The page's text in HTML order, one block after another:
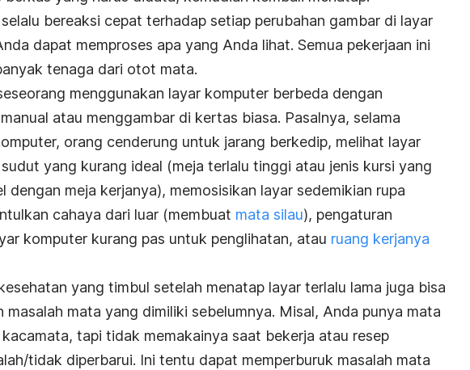
bereaksi cepat terhadap setiap perubahan gambar di layar
dapat memproses apa yang Anda lihat. Semua pekerjaan ini
tenaga dari otot mata.
menggunakan layar komputer berbeda dengan
atau menggambar di kertas biasa. Pasalnya, selama
orang cenderung untuk jarang berkedip, melihat layar
yang kurang ideal (meja terlalu tinggi atau jenis kursi yang
dengan meja kerjanya), memosisikan layar sedemikian rupa
cahaya dari luar (membuat mata silau), pengaturan
komputer kurang pas untuk penglihatan, atau ruang kerjanya
yang timbul setelah menatap layar terlalu lama juga bisa
masalah mata yang dimiliki sebelumnya. Misal, Anda punya mata
kacamata, tapi tidak memakainya saat bekerja atau resep
tidak diperbarui. Ini tentu dapat memperburuk masalah mata